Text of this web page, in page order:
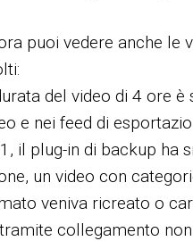
puoi vedere anche
del video di 4 ore è
e nei feed di
il plug-in di backup ha
un video con
veniva ricreato o
collegamento